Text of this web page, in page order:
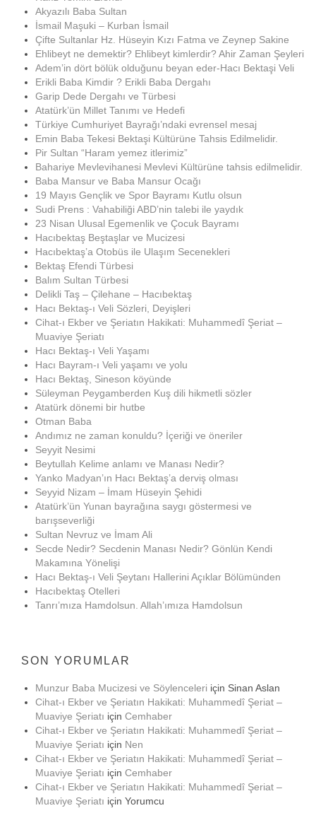
Akyazılı Baba Sultan
İsmail Maşuki – Kurban İsmail
Çifte Sultanlar Hz. Hüseyin Kızı Fatma ve Zeynep Sakine
Ehlibeyt ne demektir? Ehlibeyt kimlerdir? Ahir Zaman Şeyleri
Adem’in dört bölük olduğunu beyan eder-Hacı Bektaşi Veli
Erikli Baba Kimdir ? Erikli Baba Dergahı
Garip Dede Dergahı ve Türbesi
Atatürk’ün Millet Tanımı ve Hedefi
Türkiye Cumhuriyet Bayrağı’ndaki evrensel mesaj
Emin Baba Tekesi Bektaşi Kültürüne Tahsis Edilmelidir.
Pir Sultan “Haram yemez itlerimiz”
Bahariye Mevlevihanesi Mevlevi Kültürüne tahsis edilmelidir.
Baba Mansur ve Baba Mansur Ocağı
19 Mayıs Gençlik ve Spor Bayramı Kutlu olsun
Sudi Prens : Vahabiliği ABD’nin talebi ile yaydık
23 Nisan Ulusal Egemenlik ve Çocuk Bayramı
Hacıbektaş Beştaşlar ve Mucizesi
Hacıbektaş’a Otobüs ile Ulaşım Secenekleri
Bektaş Efendi Türbesi
Balım Sultan Türbesi
Delikli Taş – Çilehane – Hacıbektaş
Hacı Bektaş-ı Veli Sözleri, Deyişleri
Cihat-ı Ekber ve Şeriatın Hakikati: Muhammedî Şeriat –
Muaviye Şeriatı
Hacı Bektaş-ı Veli Yaşamı
Hacı Bayram-ı Veli yaşamı ve yolu
Hacı Bektaş, Sineson köyünde
Süleyman Peygamberden Kuş dili hikmetli sözler
Atatürk dönemi bir hutbe
Otman Baba
Andımız ne zaman konuldu? İçeriği ve öneriler
Seyyit Nesimi
Beytullah Kelime anlamı ve Manası Nedir?
Yanko Madyan’ın Hacı Bektaş’a derviş olması
Seyyid Nizam – İmam Hüseyin Şehidi
Atatürk’ün Yunan bayrağına saygı göstermesi ve
barışseverliği
Sultan Nevruz ve İmam Ali
Secde Nedir? Secdenin Manası Nedir? Gönlün Kendi
Makamına Yönelişi
Hacı Bektaş-ı Veli Şeytanı Hallerini Açıklar Bölümünden
Hacıbektaş Otelleri
Tanrı’mıza Hamdolsun. Allah’ımıza Hamdolsun
SON YORUMLAR
Munzur Baba Mucizesi ve Söylenceleri için Sinan Aslan
Cihat-ı Ekber ve Şeriatın Hakikati: Muhammedî Şeriat –
Muaviye Şeriatı için Cemhaber
Cihat-ı Ekber ve Şeriatın Hakikati: Muhammedî Şeriat –
Muaviye Şeriatı için Nen
Cihat-ı Ekber ve Şeriatın Hakikati: Muhammedî Şeriat –
Muaviye Şeriatı için Cemhaber
Cihat-ı Ekber ve Şeriatın Hakikati: Muhammedî Şeriat –
Muaviye Şeriatı için Yorumcu